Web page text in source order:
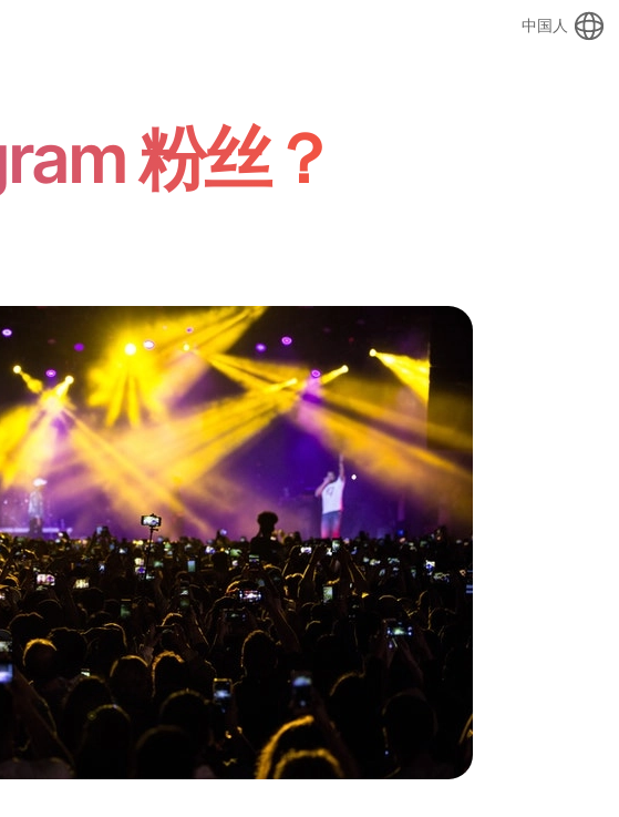
中国人
粉丝？